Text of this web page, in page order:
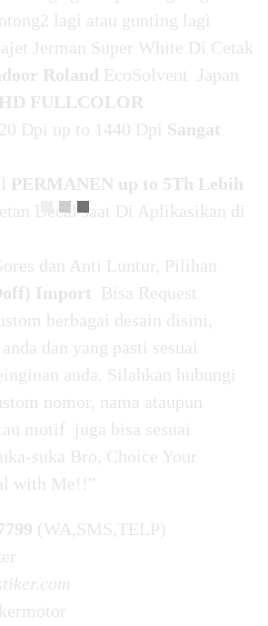
lagi atau gunting lagi
Jerman Super White Di Cetak
Roland EcoSolvent Japan
FULLCOLOR
Dpi up to 1440 Dpi Sangat
PERMANEN up to 5Th Lebih
Decalsaat Di Aplikasikan di
dan Anti Luntur, Pilihan
Import Bisa Request
berbagai desain disini,
dan yang pasti sesuai
anda. Silahkan hubungi
nomor, nama ataupun
motif juga bisa sesuai
suka Bro, Choice Your
with Me!!”
(WA,SMS,TELP)